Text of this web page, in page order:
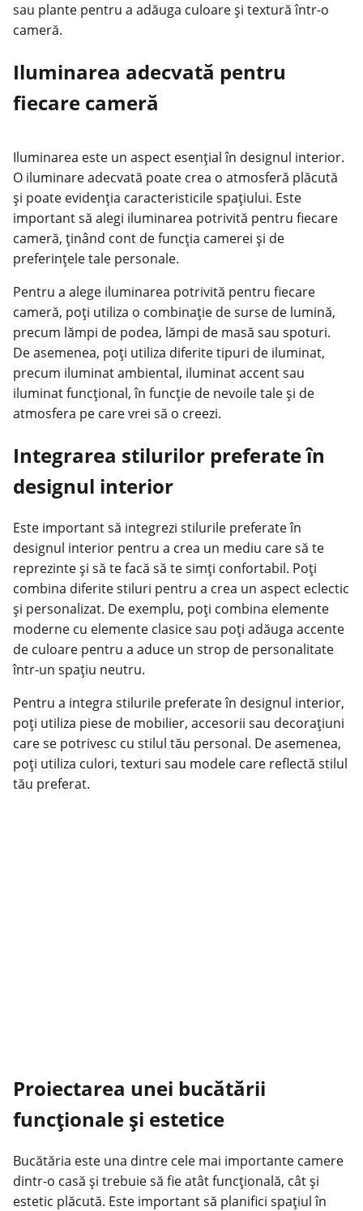
sau plante pentru a adăuga culoare și textură într-o
cameră.
Iluminarea adecvată pentru
fiecare cameră
Iluminarea este un aspect esențial în designul interior.
O iluminare adecvată poate crea o atmosferă plăcută
și poate evidenția caracteristicile spațiului. Este
important să alegi iluminarea potrivită pentru fiecare
cameră, ținând cont de funcția camerei și de
preferințele tale personale.
Pentru a alege iluminarea potrivită pentru fiecare
cameră, poți utiliza o combinație de surse de lumină,
precum lămpi de podea, lămpi de masă sau spoturi.
De asemenea, poți utiliza diferite tipuri de iluminat,
precum iluminat ambiental, iluminat accent sau
iluminat funcțional, în funcție de nevoile tale și de
atmosfera pe care vrei să o creezi.
Integrarea stilurilor preferate în
designul interior
Este important să integrezi stilurile preferate în
designul interior pentru a crea un mediu care să te
reprezinte și să te facă să te simți confortabil. Poți
combina diferite stiluri pentru a crea un aspect eclectic
și personalizat. De exemplu, poți combina elemente
moderne cu elemente clasice sau poți adăuga accente
de culoare pentru a aduce un strop de personalitate
într-un spațiu neutru.
Pentru a integra stilurile preferate în designul interior,
poți utiliza piese de mobilier, accesorii sau decorațiuni
care se potrivesc cu stilul tău personal. De asemenea,
poți utiliza culori, texturi sau modele care reflectă stilul
tău preferat.
Proiectarea unei bucătării
funcționale și estetice
Bucătăria este una dintre cele mai importante camere
dintr-o casă și trebuie să fie atât funcțională, cât și
estetic plăcută. Este important să planifici spațiul în